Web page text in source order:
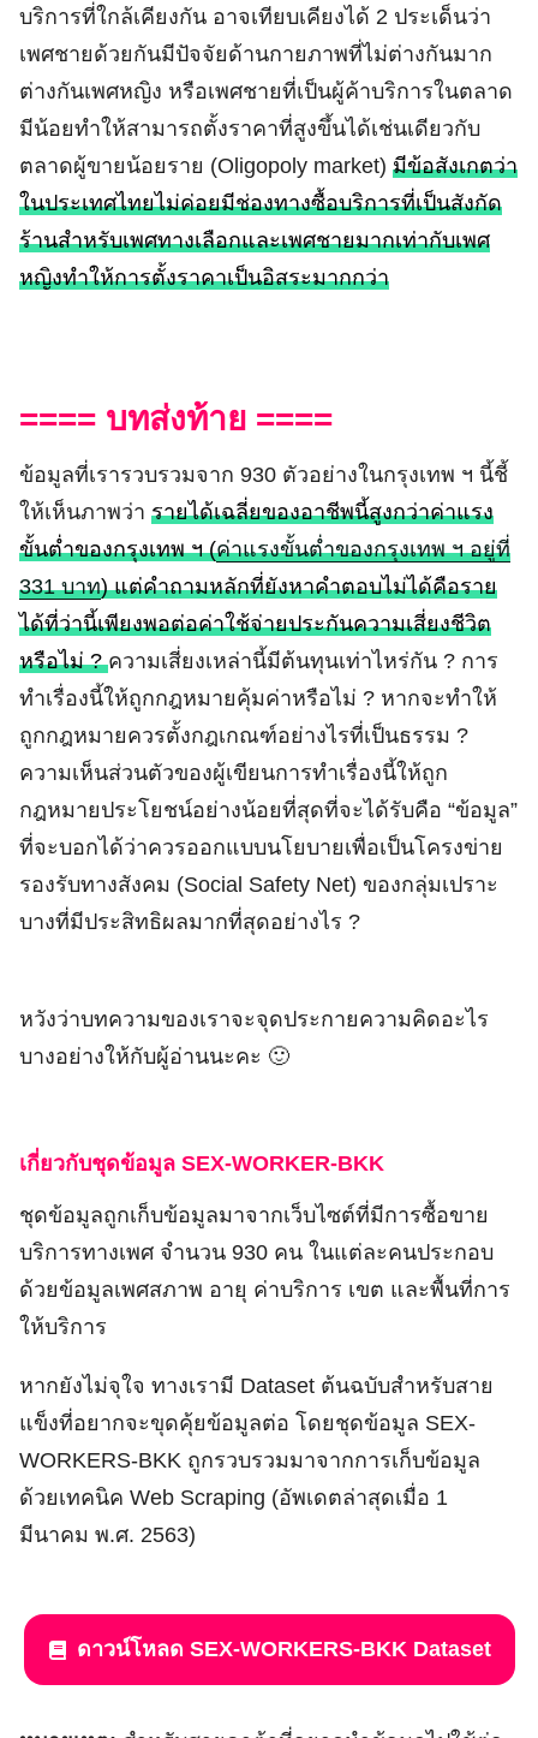
บริการที่ใกล้เคียงกัน อาจเทียบเคียงได้ 2 ประเด็นว่า
เพศชายด้วยกันมีปัจจัยด้านกายภาพที่ไม่ต่างกันมาก
ต่างกันเพศหญิง หรือเพศชายที่เป็นผู้ค้าบริการในตลาด
มีน้อยทำให้สามารถตั้งราคาที่สูงขึ้นได้เช่นเดียวกับ
ตลาดผู้ขายน้อยราย (Oligopoly market) มีข้อสังเกตว่า
ในประเทศไทยไม่ค่อยมีช่องทางซื้อบริการที่เป็นสังกัด
ร้านสำหรับเพศทางเลือกและเพศชายมากเท่ากับเพศ
หญิงทำให้การตั้งราคาเป็นอิสระมากกว่า
==== บทส่งท้าย ====
ข้อมูลที่เรารวบรวมจาก 930 ตัวอย่างในกรุงเทพ ฯ นี้ชี้
ให้เห็นภาพว่า รายได้เฉลี่ยของอาชีพนี้สูงกว่าค่าแรง
ขั้นต่ำของกรุงเทพ ฯ (ค่าแรงขั้นต่ำของกรุงเทพ ฯ อยู่ที่
331 บาท) แต่คำถามหลักที่ยังหาคำตอบไม่ได้คือราย
ได้ที่ว่านี้เพียงพอต่อค่าใช้จ่ายประกันความเสี่ยงชีวิต
หรือไม่ ?ความเสี่ยงเหล่านี้มีต้นทุนเท่าไหร่กัน ? การ
ทำเรื่องนี้ให้ถูกกฎหมายคุ้มค่าหรือไม่ ? หากจะทำให้
ถูกกฎหมายควรตั้งกฎเกณฑ์อย่างไรที่เป็นธรรม ?
ความเห็นส่วนตัวของผู้เขียนการทำเรื่องนี้ให้ถูก
กฎหมายประโยชน์อย่างน้อยที่สุดที่จะได้รับคือ “ข้อมูล”
ที่จะบอกได้ว่าควรออกแบบนโยบายเพื่อเป็นโครงข่าย
รองรับทางสังคม (Social Safety Net) ของกลุ่มเปราะ
บางที่มีประสิทธิผลมากที่สุดอย่างไร ?
หวังว่าบทความของเราจะจุดประกายความคิดอะไร
บางอย่างให้กับผู้อ่านนะคะ 🙂
เกี่ยวกับชุดข้อมูล SEX-WORKER-BKK
ชุดข้อมูลถูกเก็บข้อมูลมาจากเว็บไซต์ที่มีการซื้อขาย
บริการทางเพศ จำนวน 930 คน ในแต่ละคนประกอบ
ด้วยข้อมูลเพศสภาพ อายุ ค่าบริการ เขต และพื้นที่การ
ให้บริการ
หากยังไม่จุใจ ทางเรามี Dataset ต้นฉบับสำหรับสาย
แข็งที่อยากจะขุดคุ้ยข้อมูลต่อ โดยชุดข้อมูล SEX-
WORKERS-BKK ถูกรวบรวมมาจากการเก็บข้อมูล
ด้วยเทคนิค Web Scraping (อัพเดตล่าสุดเมื่อ 1
มีนาคม พ.ศ. 2563)
ดาวน์โหลด SEX-WORKERS-BKK Dataset